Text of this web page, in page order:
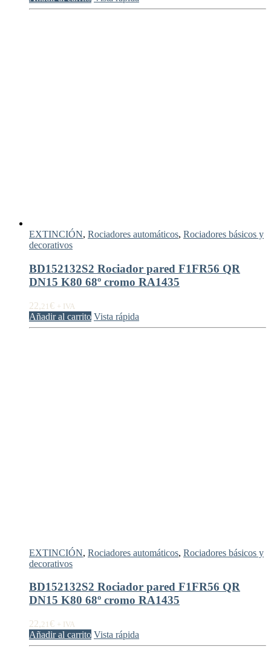
EXTINCIÓN, Rociadores automáticos, Rociadores básicos y
decorativos
BD152132S2 Rociador pared F1FR56 QR
DN15 K80 68º cromo RA1435
22,21 € + IVA
Añadir al carrito Vista rápida
EXTINCIÓN, Rociadores automáticos, Rociadores básicos y
decorativos
BD152132S2 Rociador pared F1FR56 QR
DN15 K80 68º cromo RA1435
22,21 € + IVA
Añadir al carrito Vista rápida